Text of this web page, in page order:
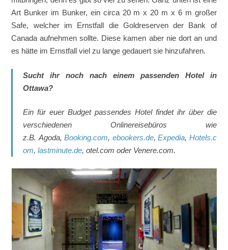
Art Bunker im Bunker, ein circa 20 m x 20 m x 6 m großer
Safe, welcher im Ernstfall die Goldreserven der Bank of
Canada aufnehmen sollte. Diese kamen aber nie dort an und
es hätte im Ernstfall viel zu lange gedauert sie hinzufahren.
Sucht ihr noch nach einem passenden Hotel in
Ottawa?
Ein für euer Budget passendes Hotel findet ihr über die
verschiedenen Onlinereisebüros wie
z.B. Agoda,Booking.com, ebookers.de,Expedia, Hotels.c
om,lastminute.de, otel.com oder Venere.com.